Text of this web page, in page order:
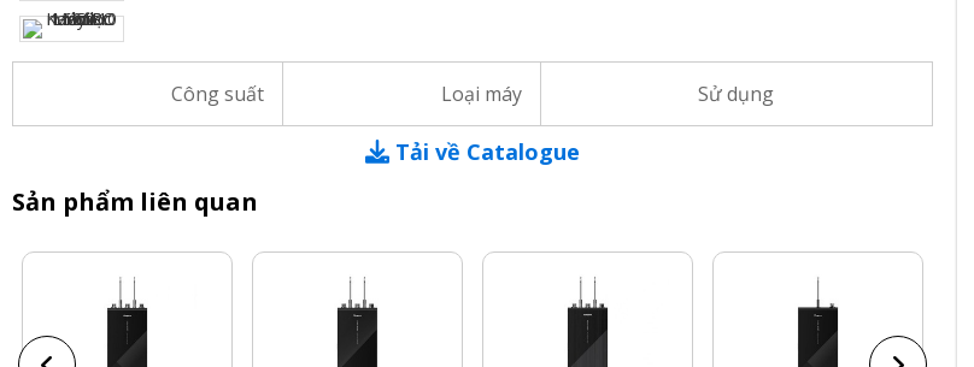
Công suất Loại máy Sử dụng
Tải về Catalogue
Sản phẩm liên quan